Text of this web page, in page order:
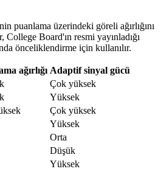
puanlama üzerindeki göreli ağırlığını
College Board'ın resmi yayınladığı
önceliklendirme için kullanılır.
ağırlığı Adaptif sinyal gücü
Çok yüksek
Yüksek
Çok yüksek
Yüksek
Orta
Düşük
Yüksek